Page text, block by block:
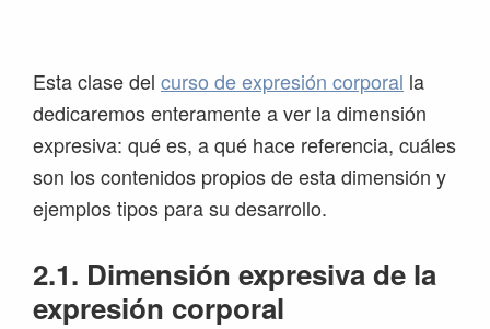
navegación
principal
contenido
principal
barra
lateral
principal
página
Esta clase del curso de expresión corporal la
dedicaremos enteramente a ver la dimensión
expresiva: qué es, a qué hace referencia, cuáles
son los contenidos propios de esta dimensión y
ejemplos tipos para su desarrollo.
2.1. Dimensión expresiva de la
expresión corporal